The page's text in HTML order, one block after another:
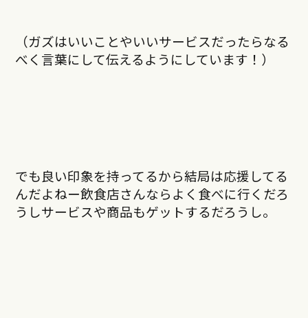
（ガズはいいことやいいサービスだったらなる
べく言葉にして伝えるようにしています！）
でも良い印象を持ってるから結局は応援してる
んだよねー飲食店さんならよく食べに行くだろ
うしサービスや商品もゲットするだろうし。